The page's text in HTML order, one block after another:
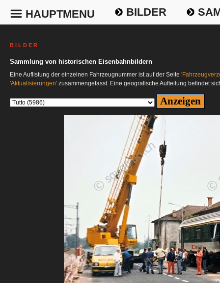
HAUPTMENU BILDER
B I L D E R
Sammlung von historischen Eisenbahnbildern
Eine Auflistung der einzelnen Fahrzeugnummer ist auf der Seite
'Aktualisierungen' zusammengefasst. Eine geografische Aufteilung befindet